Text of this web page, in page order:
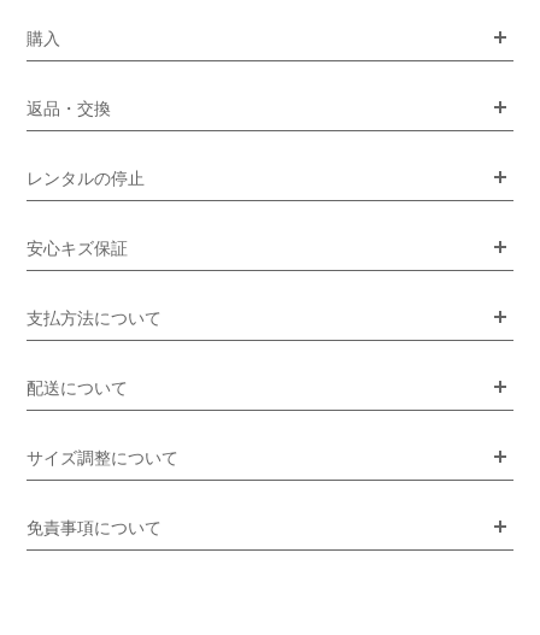
購入
返品・交換
レンタルの停止
安心キズ保証
支払方法について
配送について
サイズ調整について
免責事項について